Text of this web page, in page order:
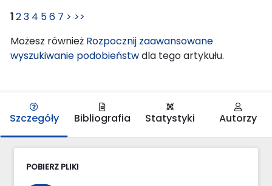
123 4 56 7 > >>
Możesz również Rozpocznij zaawansowane
wyszukiwanie podobieństwdla tego artykułu.
Szczegóły Bibliografia Statystyki Autorzy
POBIERZ PLIKI